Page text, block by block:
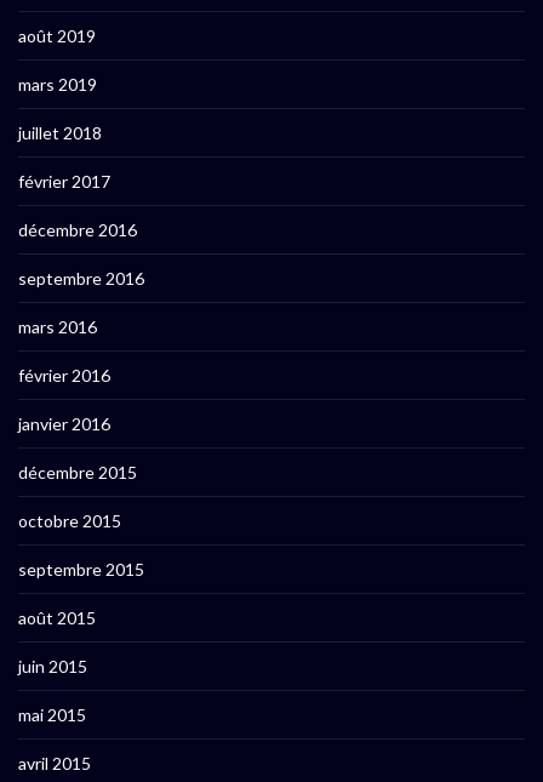
août 2019
mars 2019
juillet 2018
février 2017
décembre 2016
septembre 2016
mars 2016
février 2016
janvier 2016
décembre 2015
octobre 2015
septembre 2015
août 2015
juin 2015
mai 2015
avril 2015